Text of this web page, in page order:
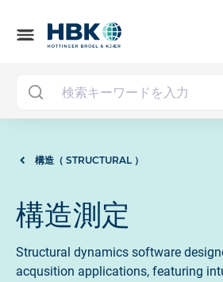
menu
構造（ STRUCTURAL ）
構造測定
Structural dynamics software
acqusition applications, featuring